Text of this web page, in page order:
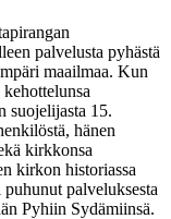
palvelusta pyhästä
maailmaa. Kun
suojelijasta 15.
hänen
kirkkonsa
kirkon historiassa
palveluksesta
Pyhiin Sydämiinsä.